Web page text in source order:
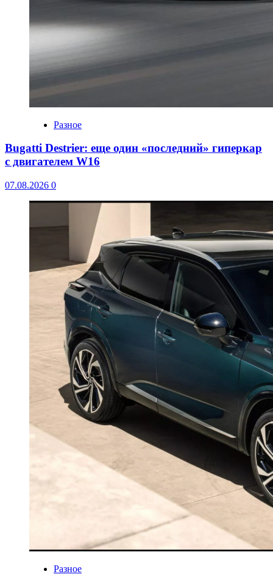
Разное
Bugatti Destrier: еще один «последний» гиперкар
с двигателем W16
07.08.2026 0
Разное